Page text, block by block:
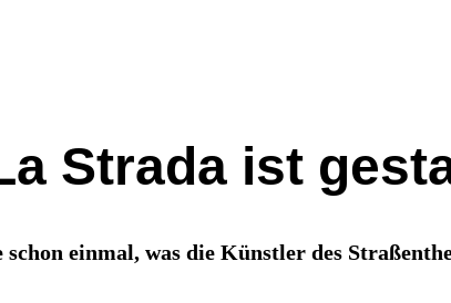
Strada ist
einmal, was die Künstler des